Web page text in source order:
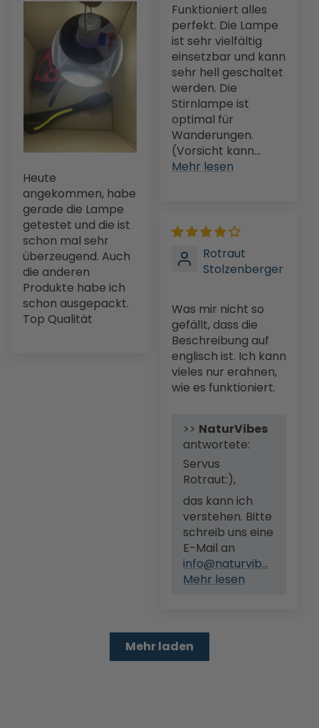
Heute
angekommen, habe
gerade die Lampe
getestet und die ist
schon mal sehr
überzeugend. Auch
die anderen
Produkte habe ich
schon ausgepackt.
Top Qualität
Funktioniert alles
perfekt. Die Lampe
ist sehr vielfältig
einsetzbar und kann
sehr hell geschaltet
werden. Die
Stirnlampe ist
optimal für
Wanderungen.
(Vorsicht kann...
Mehr lesen
Rotraut
Stolzenberger
Was mir nicht so
gefällt, dass die
Beschreibung auf
englisch ist. Ich kann
vieles nur erahnen,
wie es funktioniert.
>> NaturVibes
antwortete:
Servus
Rotraut:),
das kann ich
verstehen. Bitte
schreib uns eine
E-Mail an
info@naturvib...
Mehr lesen
Mehr laden